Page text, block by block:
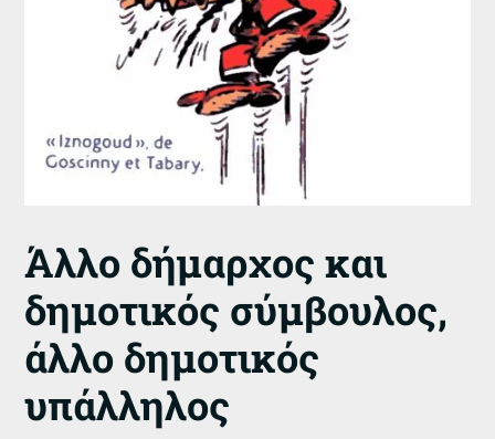
Άλλο δήμαρχος και
δημοτικός σύμβουλος,
άλλο δημοτικός
υπάλληλος